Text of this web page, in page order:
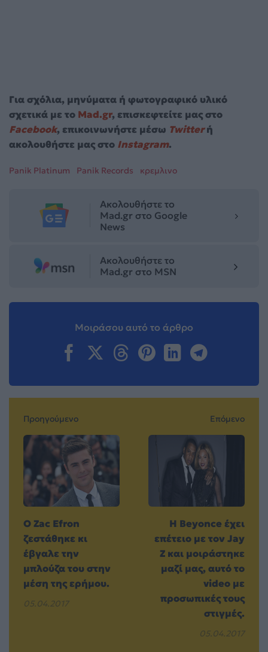
Για σχόλια, μηνύματα ή φωτογραφικό υλικό
σχετικά με το Mad.gr, επισκεφτείτε μας στο
Facebook, επικοινωνήστε μέσω Twitterή
ακολουθήστε μας στο Instagram.
Panik Platinum Panik Records κρεμλινο
Ακολουθήστε το
Mad.gr στο Google
News
Ακολουθήστε το
Mad.gr στο MSN
Μοιράσου αυτό το άρθρο
Προηγούμενο
Ο Zac Efron
ζεστάθηκε κι
έβγαλε την
μπλούζα του στην
μέση της ερήμου.
05.04.2017
Επόμενο
H Βeyonce έχει
επέτειο με τον Jay
Z και μοιράστηκε
μαζί μας, αυτό το
video με
προσωπικές τους
στιγμές.
05.04.2017